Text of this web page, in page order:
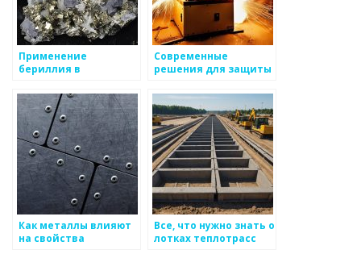
Применение
бериллия в
и радиационной
защиты
Современные
решения для защиты
предприятий
Как металлы влияют
на свойства
Все, что нужно знать о
лотках теплотрасс